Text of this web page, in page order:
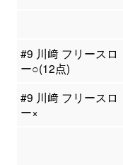
#9 川﨑 フリースロ
ー○(12点)
#9 川﨑 フリースロ
ー×